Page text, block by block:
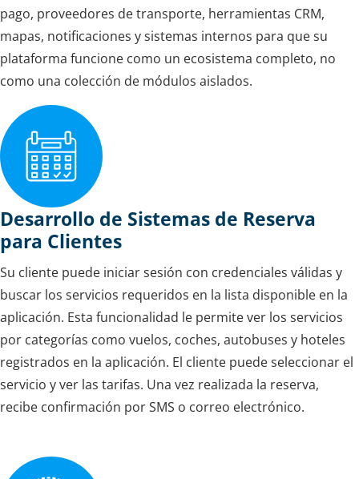
pago, proveedores de transporte, herramientas CRM,
mapas, notificaciones y sistemas internos para que su
plataforma funcione como un ecosistema completo, no
como una colección de módulos aislados.
Desarrollo de Sistemas de Reserva
para Clientes
Su cliente puede iniciar sesión con credenciales válidas y
buscar los servicios requeridos en la lista disponible en la
aplicación. Esta funcionalidad le permite ver los servicios
por categorías como vuelos, coches, autobuses y hoteles
registrados en la aplicación. El cliente puede seleccionar el
servicio y ver las tarifas. Una vez realizada la reserva,
recibe confirmación por SMS o correo electrónico.